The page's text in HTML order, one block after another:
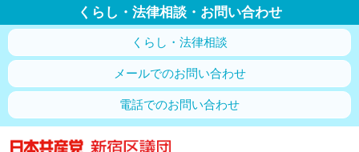
くらし・法律相談・お問い合わせ
くらし・法律相談
メールでのお問い合わせ
電話でのお問い合わせ